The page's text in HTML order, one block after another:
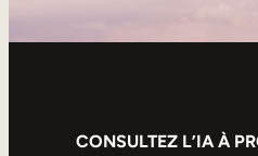
CONSULTEZ L’IA À